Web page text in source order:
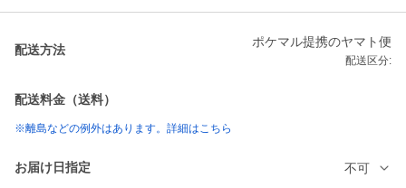
配送方法
ポケマル提携のヤマト便
配送区分:
配送料金（送料）
※離島などの例外はあります。詳細はこちら
お届け日指定 不可